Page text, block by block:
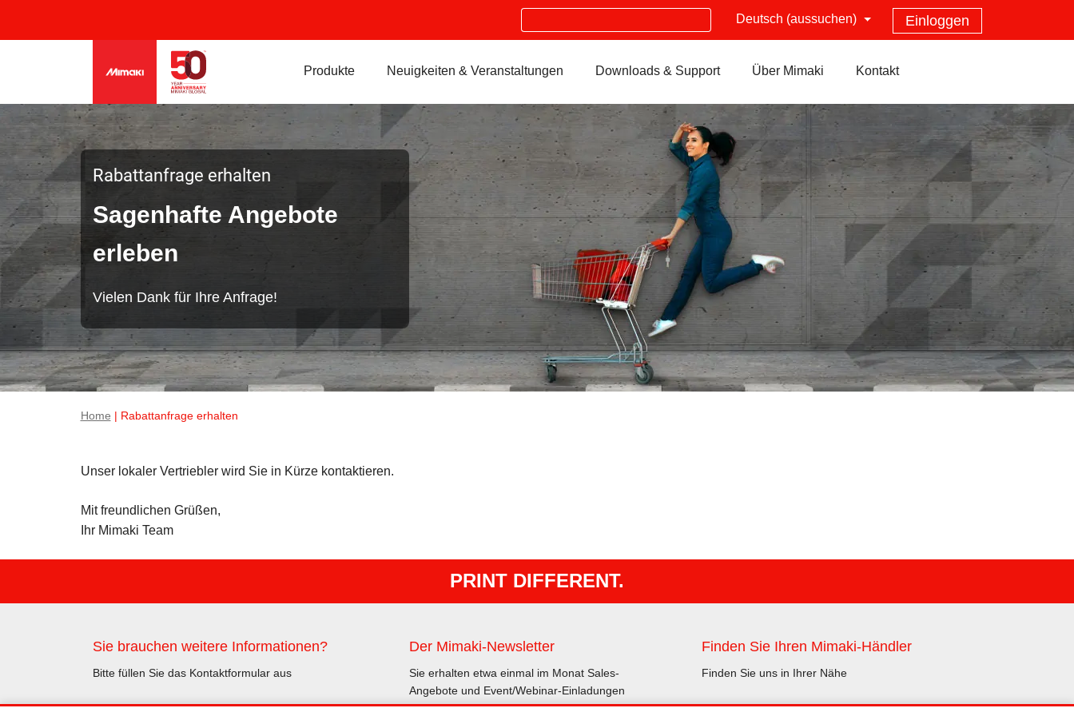
Einloggen
Deutsch (aussuchen)
Search
Produkte Neuigkeiten & Veranstaltungen Downloads & Support Über Mimaki Kontakt
Rabattanfrage erhalten
Sagenhafte Angebote
erleben
Vielen Dank für Ihre Anfrage!
Home | Rabattanfrage erhalten
Unser lokaler Vertriebler wird Sie in Kürze kontaktieren.
Mit freundlichen Grüßen,
Ihr Mimaki Team
PRINT DIFFERENT.
Sie brauchen weitere Informationen?
Bitte füllen Sie das Kontaktformular aus
Der Mimaki-Newsletter
Sie erhalten etwa einmal im Monat Sales-
Angebote und Event/Webinar-Einladungen
Finden Sie Ihren Mimaki-Händler
Finden Sie uns in Ihrer Nähe